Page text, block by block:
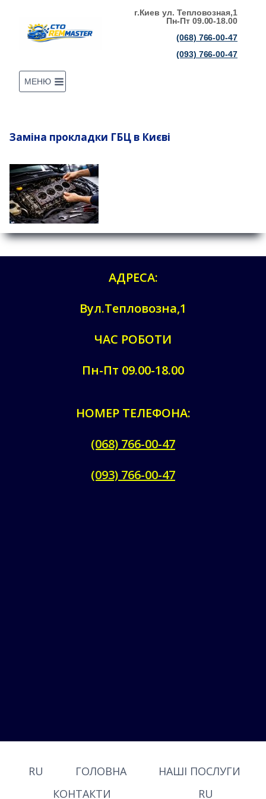
вмісту
г.Киев ул. Тепловозная,1
Пн-Пт 09.00-18.00
(068) 766-00-47
(093) 766-00-47
МЕНЮ
Заміна прокладки ГБЦ в Києві
АДРЕСА:
Вул.Тепловозна,1
ЧАС РОБОТИ
Пн-Пт 09.00-18.00
НОМЕР ТЕЛЕФОНА:
(068) 766-00-47
(093) 766-00-47
RU ГОЛОВНА
НАШІ ПОСЛУГИ
КОНТАКТИ
RU